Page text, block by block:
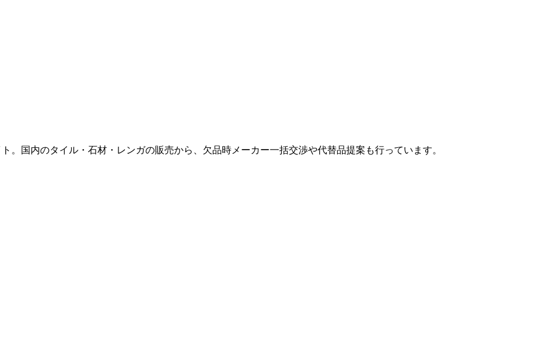
。国内のタイル・石材・レンガの販売から、欠品時メーカー一括交渉や代替品提案も行っています。